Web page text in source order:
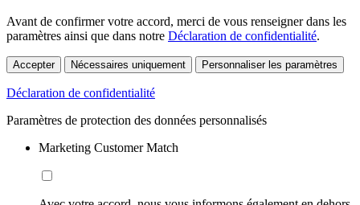
Avant de confirmer votre accord, merci de vous renseigner dans les
paramètres ainsi que dans notre Déclaration de confidentialité.
Accepter Nécessaires uniquement Personnaliser les paramètres
Déclaration de confidentialité
Paramètres de protection des données personnalisés
Marketing Customer Match